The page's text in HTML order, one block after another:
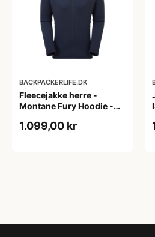
BACKPACKERLIFE.DK
Fleecejakke herre -
Montane Fury Hoodie -
1.099,00 kr